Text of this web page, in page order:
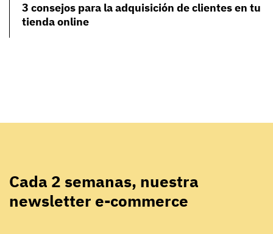
3 consejos para la adquisición de clientes en tu
tienda online
Cada 2 semanas, nuestra
newsletter e-commerce